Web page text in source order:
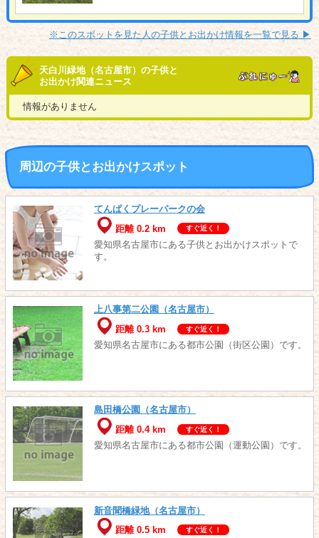
※このスポットを見た人の子供とお出かけ情報を一覧で見る ▶︎
天白川緑地（名古屋市）の子供と
お出かけ関連ニュース
情報がありません
周辺の子供とお出かけスポット
てんぱくプレーパークの会
距離 0.2 km
すぐ近く！
愛知県名古屋市にある子供とお出かけスポットで
す。
上八事第二公園（名古屋市）
距離 0.3 km
すぐ近く！
愛知県名古屋市にある都市公園（街区公園）です。
島田橋公園（名古屋市）
距離 0.4 km
すぐ近く！
愛知県名古屋市にある都市公園（運動公園）です。
新音聞橋緑地（名古屋市）
距離 0.5 km
すぐ近く！